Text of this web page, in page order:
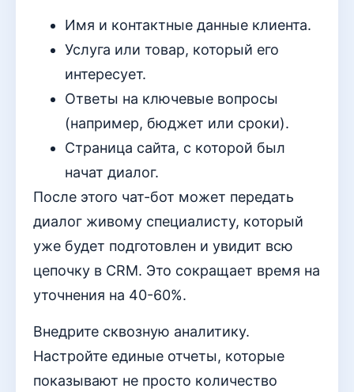
Имя и контактные данные клиента.
Услуга или товар, который его
интересует.
Ответы на ключевые вопросы
(например, бюджет или сроки).
Страница сайта, с которой был
начат диалог.
После этого чат-бот может передать
диалог живому специалисту, который
уже будет подготовлен и увидит всю
цепочку в CRM. Это сокращает время на
уточнения на 40-60%.
Внедрите сквозную аналитику.
Настройте единые отчеты, которые
показывают не просто количество